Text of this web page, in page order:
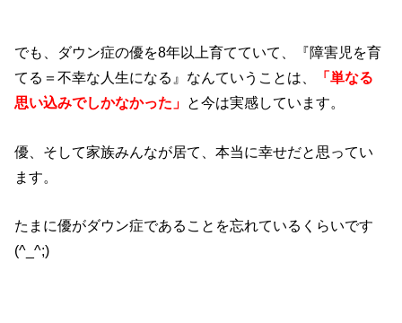
でも、ダウン症の優を8年以上育てていて、『障害児を育
てる＝不幸な人生になる』なんていうことは、
「単なる
思い込みでしかなかった」 と今は実感しています。
優、そして家族みんなが居て、本当に幸せだと思ってい
ます。
たまに優がダウン症であることを忘れているくらいです
(^_^;)